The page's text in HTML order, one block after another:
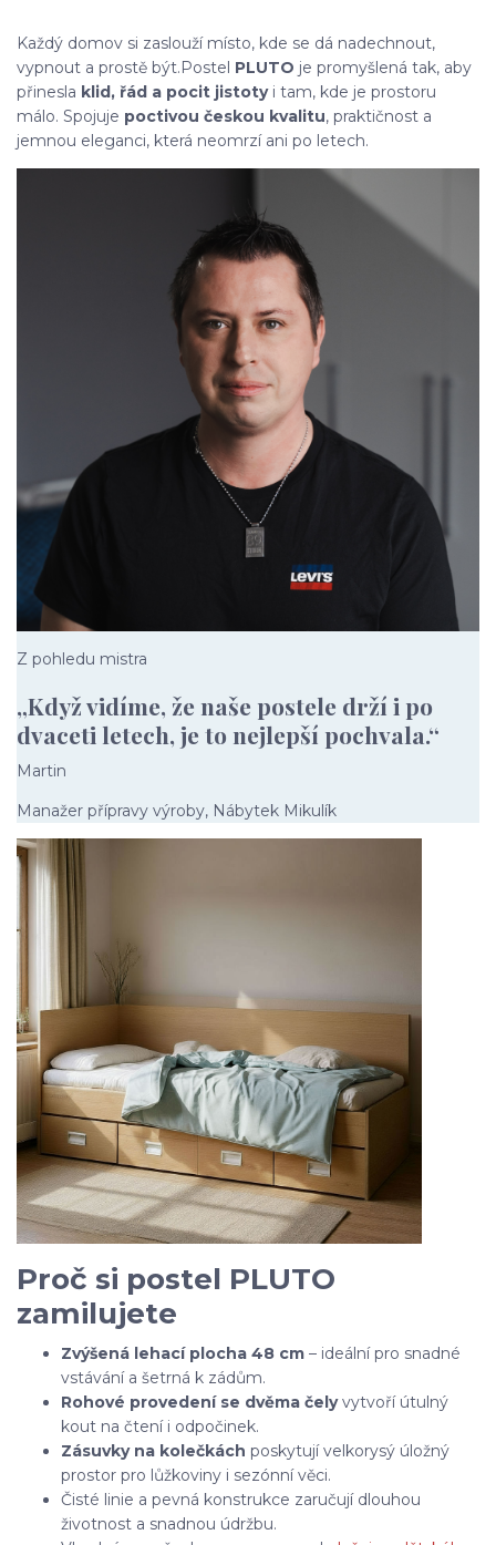
Každý domov si zaslouží místo, kde se dá nadechnout,
vypnout a prostě být.Postel PLUTO je promyšlená tak, aby
přinesla klid, řád a pocit jistotyi tam, kde je prostoru
málo. Spojuje poctivou českou kvalitu, praktičnost a
jemnou eleganci, která neomrzí ani po letech.
Z pohledu mistra
„Když vidíme, že naše postele drží i po
dvaceti letech, je to nejlepší pochvala.“
Martin
Manažer přípravy výroby, Nábytek Mikulík
Proč si postel PLUTO
zamilujete
Zvýšená lehací plocha 48 cm – ideální pro snadné
vstávání a šetrná k zádům.
Rohové provedení se dvěma čelyvytvoří útulný
kout na čtení i odpočinek.
Zásuvky na kolečkách poskytují velkorysý úložný
prostor pro lůžkoviny i sezónní věci.
Čisté linie a pevná konstrukce zaručují dlouhou
životnost a snadnou údržbu.